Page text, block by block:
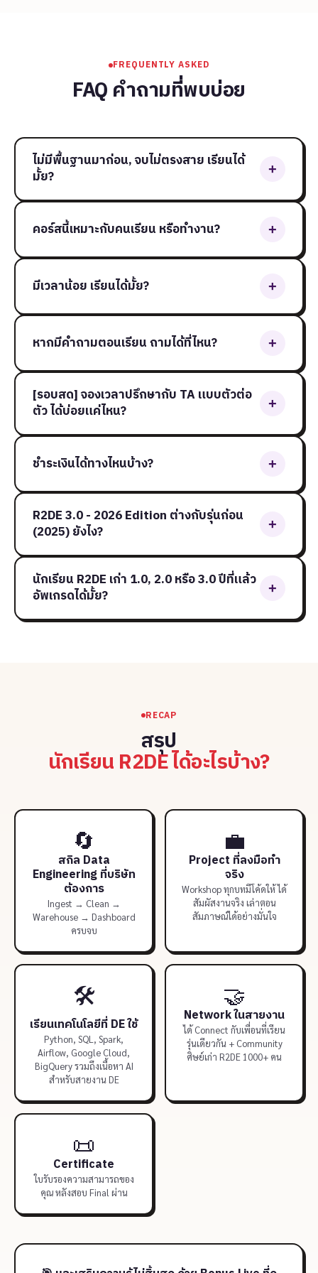
FREQUENTLY ASKED
FAQ คำถามที่พบบ่อย
ไม่มีพื้นฐานมาก่อน, จบไม่ตรงสาย เรียนได้
มั้ย?
+
คอร์สนี้เหมาะกับคนเรียน หรือทำงาน? +
มีเวลาน้อย เรียนได้มั้ย? +
หากมีคำถามตอนเรียน ถามได้ที่ไหน? +
[รอบสด] จองเวลาปรึกษากับ TA แบบตัวต่อ
ตัว ได้บ่อยแค่ไหน?
+
ชำระเงินได้ทางไหนบ้าง? +
R2DE 3.0 - 2026 Edition ต่างกับรุ่นก่อน
(2025) ยังไง?
+
นักเรียน R2DE เก่า 1.0, 2.0 หรือ 3.0 ปีที่แล้ว
อัพเกรดได้มั้ย?
+
RECAP
สรุป
นักเรียน R2DE ได้อะไรบ้าง?
🔄
สกิล Data
Engineering ที่บริษัท
ต้องการ
Ingest → Clean →
Warehouse → Dashboard
ครบจบ
💼
Project ที่ลงมือทำ
จริง
Workshop ทุกบทมีโค้ดให้ ได้
สัมผัสงานจริง เล่าตอน
สัมภาษณ์ได้อย่างมั่นใจ
🛠️
เรียนเทคโนโลยีที่ DE ใช้
Python, SQL, Spark,
Airflow, Google Cloud,
BigQuery รวมถึงเนื้อหา AI
สำหรับสายงาน DE
🤝
Network ในสายงาน
ได้ Connect กับเพื่อนที่เรียน
รุ่นเดียวกัน + Community
ศิษย์เก่า R2DE 1000+ คน
📜
Certificate
ใบรับรองความสามารถของ
คุณ หลังสอบ Final ผ่าน